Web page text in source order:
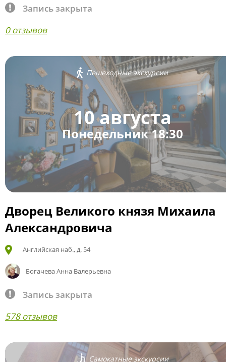
Запись закрыта
0 отзывов
Пешеходные экскурсии
10 августа
Понедельник 18:30
Дворец Великого князя Михаила
Александровича
Английская наб., д. 54
Богачева Анна Валерьевна
Запись закрыта
578 отзывов
Самокатные экскурсии